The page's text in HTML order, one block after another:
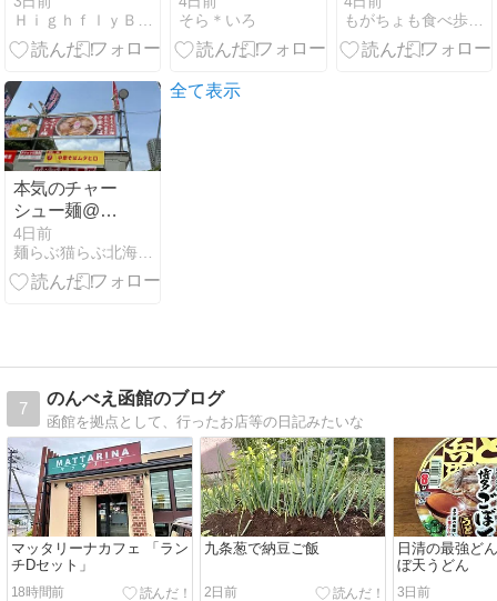
居酒屋使い
ＨｉｇｈｆｌｙＢｏｙの食・遊・観
ちゃ気持ちい
ぃ〜♡…気に
グとシビレ。
そら＊いろ
もがちょも食べ歩きde飲み歩き
本気のチャー
シュー麺@中
華そばムタヒ
ロ(東京都)
2026ラーメン
4日前
麺らぶ猫らぶ北海道らぶ\(^O^)／
全て表示
7
のんべえ函館のブログ
函館を拠点として、行ったお店等の日記みたいな
マッタリーナカフェ 「ラン
チDセット」
18時間前
九条葱で納豆ご飯
2日前
日清の最強ど
ぼ天うどん
3日前